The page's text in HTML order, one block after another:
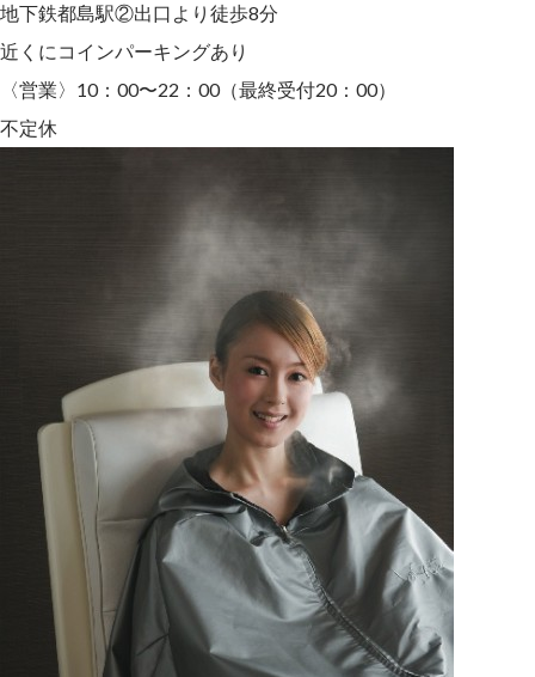
地下鉄都島駅②出口より徒歩8分
近くにコインパーキングあり
〈営業〉10：00〜22：00（最終受付20：00）
不定休